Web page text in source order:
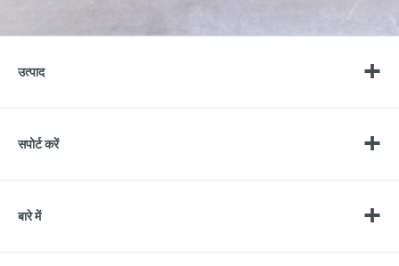
उत्पाद
सपोर्ट करें
बारे में